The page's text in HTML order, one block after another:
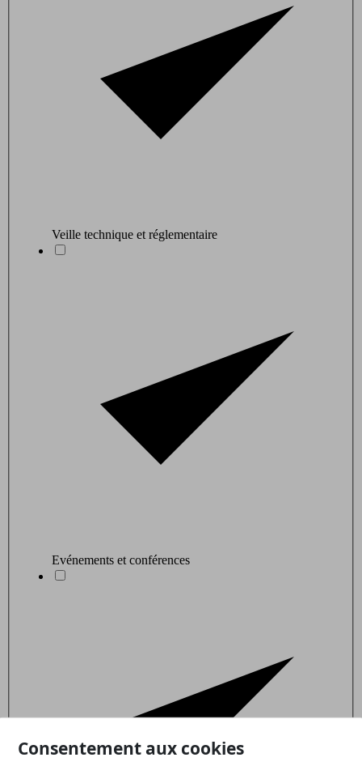
Veille technique et réglementaire
Evénements et conférences
Consentement aux cookies